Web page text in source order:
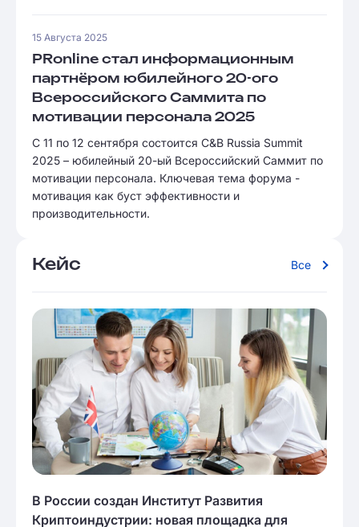
15 Августа 2025
PRonline стал информационным
партнёром юбилейного 20-ого
Всероссийского Саммита по
мотивации персонала 2025
С 11 по 12 сентября состоится C&B Russia Summit
2025 – юбилейный 20-ый Всероссийский Саммит по
мотивации персонала. Ключевая тема форума -
мотивация как буст эффективности и
производительности.
Кейс Все
В России создан Институт Развития
Криптоиндустрии: новая площадка для